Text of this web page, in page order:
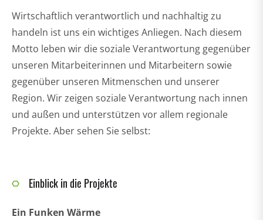
Wirtschaftlich verantwortlich und nachhaltig zu
handeln ist uns ein wichtiges Anliegen. Nach diesem
Motto leben wir die soziale Verantwortung gegenüber
unseren Mitarbeiterinnen und Mitarbeitern sowie
gegenüber unseren Mitmenschen und unserer
Region. Wir zeigen soziale Verantwortung nach innen
und außen und unterstützen vor allem regionale
Projekte. Aber sehen Sie selbst:
Einblick in die Projekte
Ein Funken Wärme